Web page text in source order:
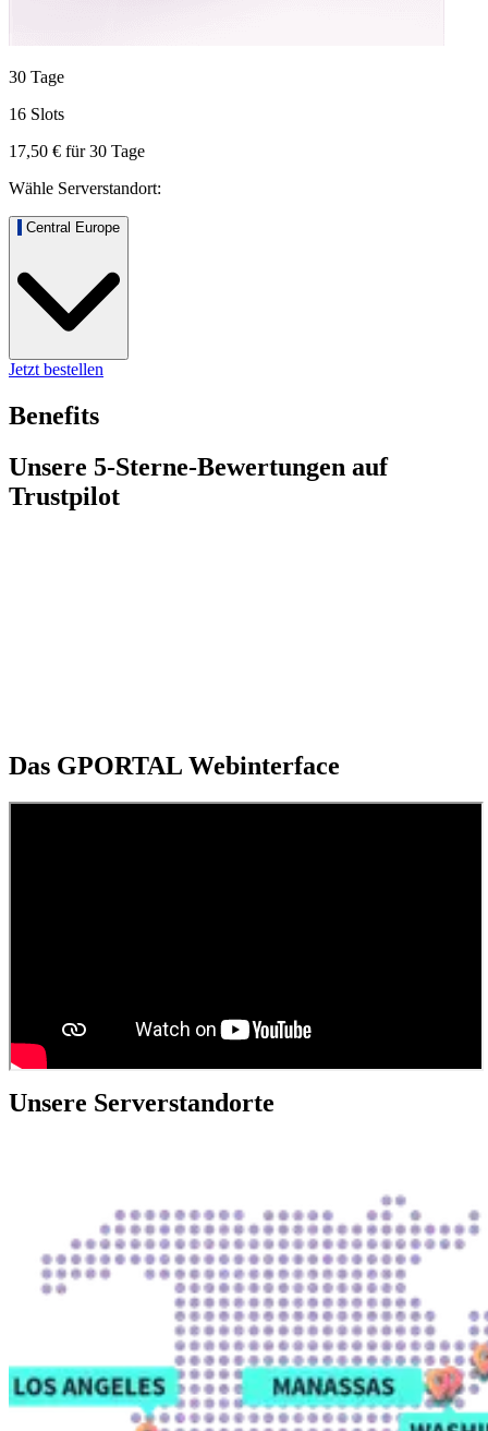
30 Tage
16 Slots
17,50 € für30 Tage
Wähle Serverstandort:
Central Europe
Jetzt bestellen
Benefits
Unsere 5-Sterne-Bewertungen auf
Trustpilot
Das GPORTAL Webinterface
Unsere Serverstandorte